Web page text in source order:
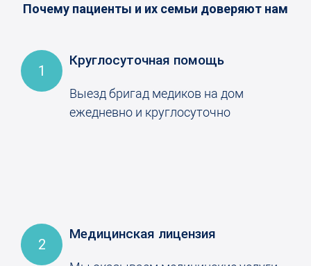
Почему пациенты и их семьи доверяют нам
1
Круглосуточная помощь
Выезд бригад медиков на дом
ежедневно и круглосуточно
2
Медицинская лицензия